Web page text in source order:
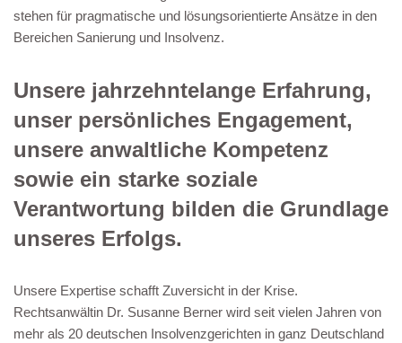
stehen für pragmatische und lösungsorientierte Ansätze in den
Bereichen Sanierung und Insolvenz.
Unsere jahrzehntelange Erfahrung,
unser persönliches Engagement,
unsere anwaltliche Kompetenz
sowie ein starke soziale
Verantwortung bilden die Grundlage
unseres Erfolgs.
Unsere Expertise schafft Zuversicht in der Krise.
Rechtsanwältin Dr. Susanne Berner wird seit vielen Jahren von
mehr als 20 deutschen Insolvenzgerichten in ganz Deutschland